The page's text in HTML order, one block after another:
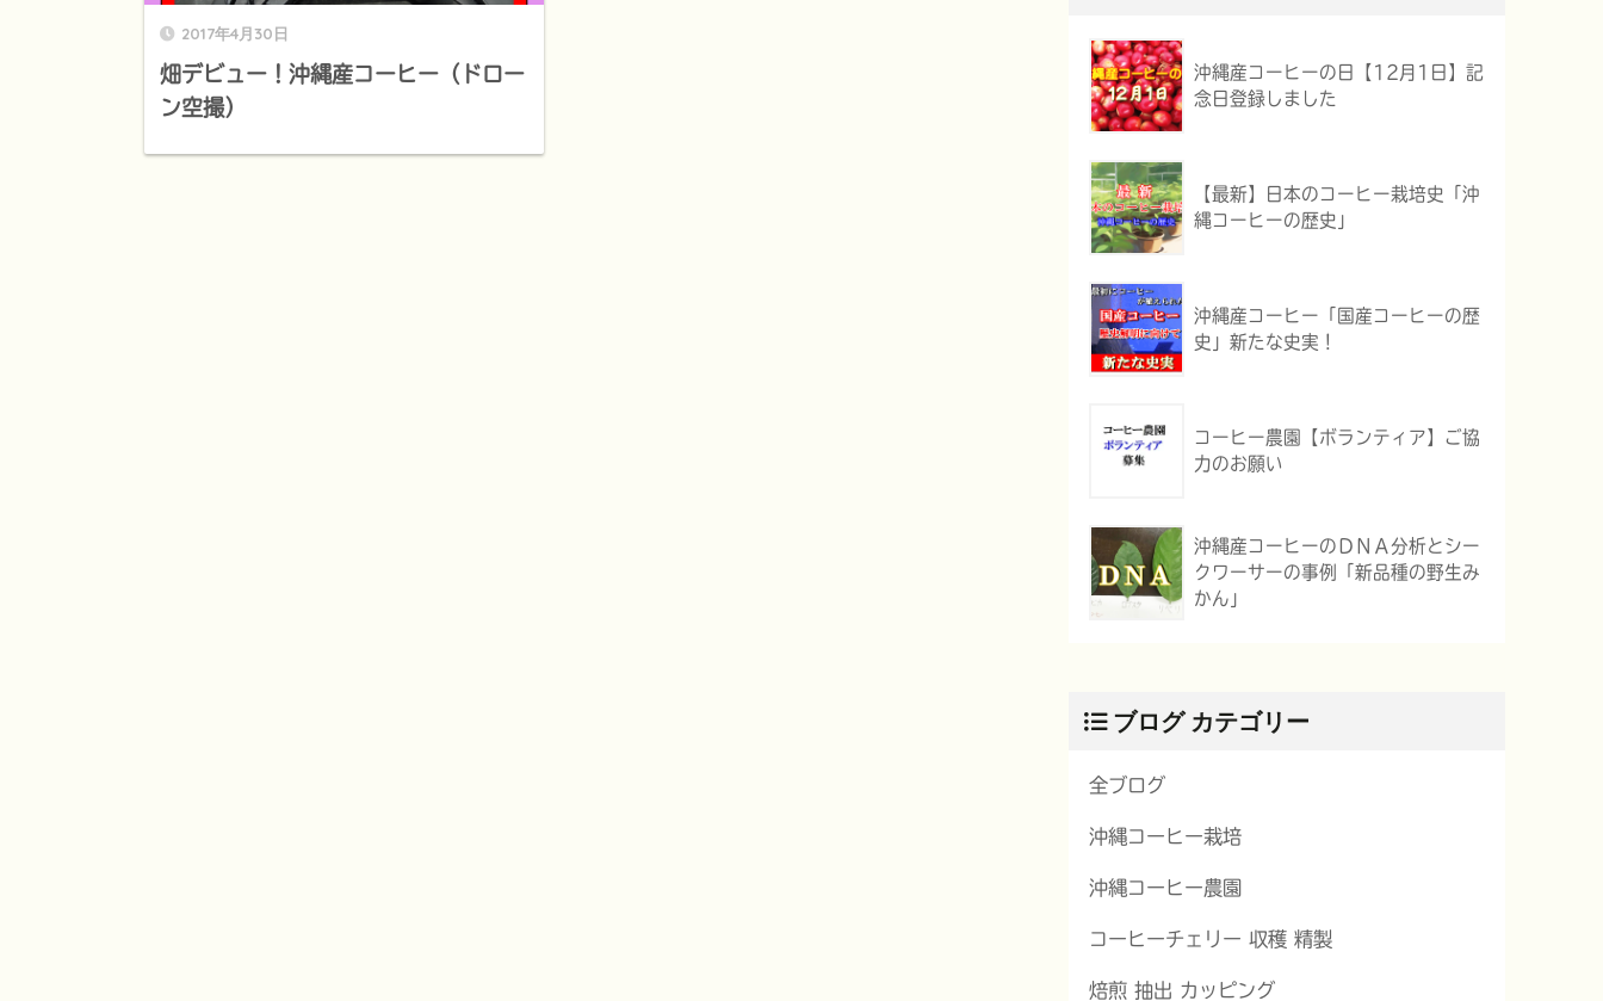
2017年4月30日
畑デビュー！沖縄産コーヒー（ドロー
ン空撮）
沖縄産コーヒーの日【12月1日】記
念日登録しました
【最新】日本のコーヒー栽培史「沖
縄コーヒーの歴史」
沖縄産コーヒー「国産コーヒーの歴
史」新たな史実！
コーヒー農園【ボランティア】ご協
力のお願い
沖縄産コーヒーのＤＮＡ分析とシー
クワーサーの事例「新品種の野生み
かん」
ブログ カテゴリー
全ブログ
沖縄コーヒー栽培
沖縄コーヒー農園
コーヒーチェリー 収穫 精製
焙煎 抽出 カッピング